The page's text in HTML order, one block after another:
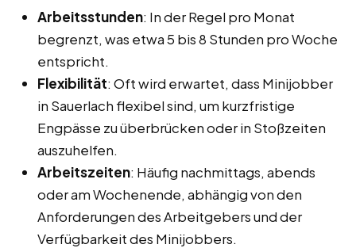
Arbeitsstunden: In der Regel pro Monat
begrenzt, was etwa 5 bis 8 Stunden pro Woche
entspricht.
Flexibilität: Oft wird erwartet, dass Minijobber
in Sauerlach flexibel sind, um kurzfristige
Engpässe zu überbrücken oder in Stoßzeiten
auszuhelfen.
Arbeitszeiten: Häufig nachmittags, abends
oder am Wochenende, abhängig von den
Anforderungen des Arbeitgebers und der
Verfügbarkeit des Minijobbers.